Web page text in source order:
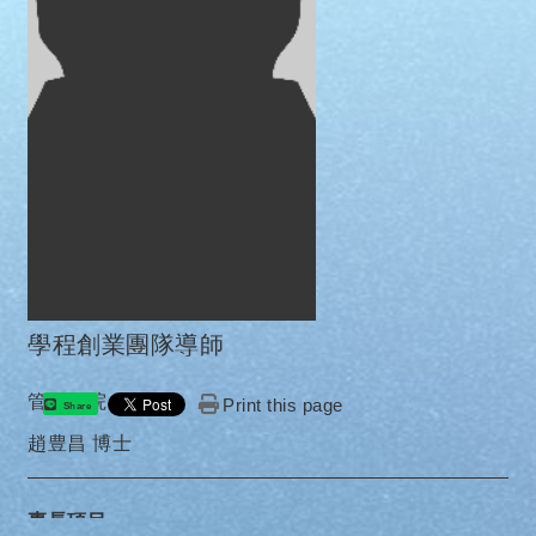
學程創業團隊導師
管理學院
趙豊昌 博士
專長項目
Share Print this page